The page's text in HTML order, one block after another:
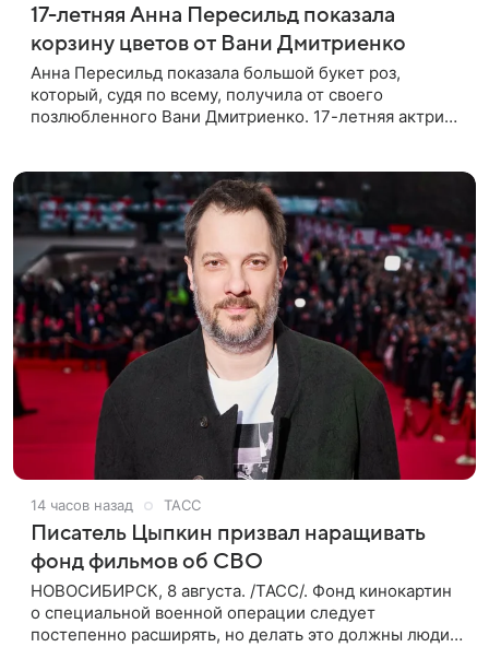
17-летняя Анна Пересильд показала
корзину цветов от Вани Дмитриенко
Анна Пересильд показала большой букет роз,
который, судя по всему, получилa от своего
позлюбленного Вани Дмитриенко. 17-летняя актриса
14 часов назад ТАСС
Писатель Цыпкин призвал наращивать
фонд фильмов об СВО
НОВОСИБИРСК, 8 августа. /ТАСС/. Фонд кинокартин
о специальной военной операции следует
постепенно расширять, но делать это должны люди,